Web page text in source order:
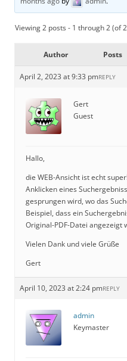
Viewing 2 posts - 1 through 2 (of
Author Posts
April 2, 2023 at 9:33 pmREPLY
Gert
Guest
Hallo,
die WEB-Ansicht ist echt
Anklicken eines
gesprungen wird, wo das
Beispiel, dass ein
Original-PDF-Datei angezeigt
Vielen Dank und viele Grüße
Gert
April 10, 2023 at 2:24 pmREPLY
admin
Keymaster